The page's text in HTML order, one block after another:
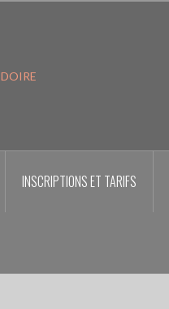
INSCRIPTIONS ET TARIFS